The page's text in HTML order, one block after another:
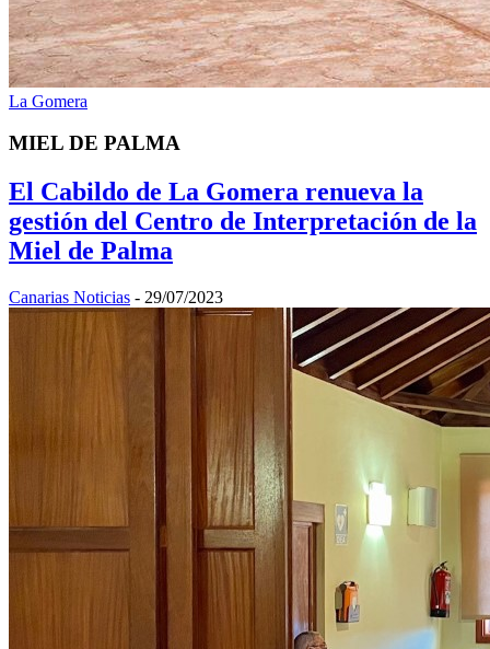
La Gomera
MIEL DE PALMA
El Cabildo de La Gomera renueva la
gestión del Centro de Interpretación de la
Miel de Palma
Canarias Noticias - 29/07/2023